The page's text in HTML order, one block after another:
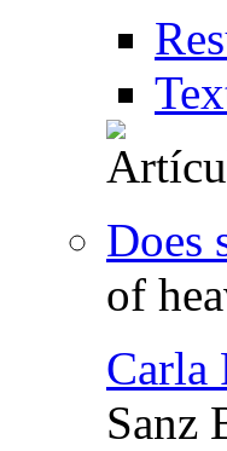
Does
of
Carla
Sanz